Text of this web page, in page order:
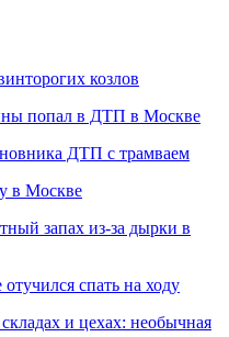
козлов
попал в ДТП в Москве
ДТП с трамваем
в Москве
запах из-за дырки в
спать на ходу
и цехах: необычная